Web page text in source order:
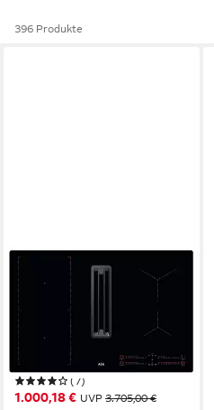
396 Produkte
Induktions-Kochfeld
CCE84543CB, mit
integriertem Dunstabzug /
Muldenlüfter / Umluft / 80cm
Produktdatenblatt
(7)
1.000,18 € UVP 3.705,00 €